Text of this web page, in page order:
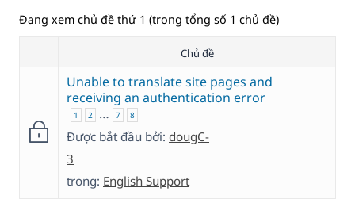
Đang xem chủ đề thứ 1 (trong tổng số 1 chủ đề)
Chủ đề
Unable to translate site pages and
receiving an authentication error
1 2 … 7 8
Được bắt đầu bởi: dougC-
3
trong: English Support